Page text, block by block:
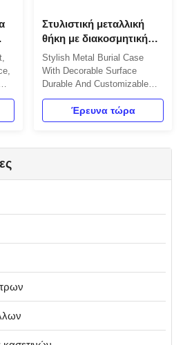
Στυλιστική μεταλλική
θήκη με διακοσμητική
επιφάνεια ανθεκτική και
προσαρμόσιμη
Stylish Metal Burial Case
With Decorable Surface
Durable And Customizable
Product Description Metal
Casket is a burial vault made
of high-quality metal material,
Designed for funeral usage
Έρευνα τώρα